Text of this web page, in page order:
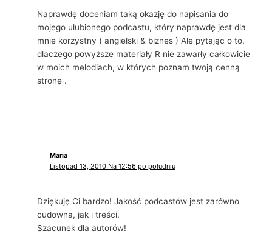
Naprawdę doceniam taką okazję do napisania do
mojego ulubionego podcastu, który naprawdę jest dla
mnie korzystny ( angielski & biznes ) Ale pytając o to,
dlaczego powyższe materiały R nie zawarły całkowicie
w moich melodiach, w których poznam twoją cenną
stronę .
Maria
Listopad 13, 2010 Na 12:56 po południu
Dziękuję Ci bardzo! Jakość podcastów jest zarówno
cudowna, jak i treści.
Szacunek dla autorów!